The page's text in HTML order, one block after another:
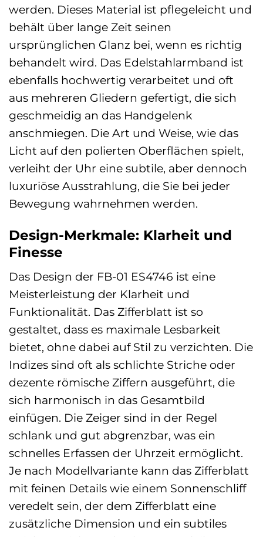
werden. Dieses Material ist pflegeleicht und
behält über lange Zeit seinen
ursprünglichen Glanz bei, wenn es richtig
behandelt wird. Das Edelstahlarmband ist
ebenfalls hochwertig verarbeitet und oft
aus mehreren Gliedern gefertigt, die sich
geschmeidig an das Handgelenk
anschmiegen. Die Art und Weise, wie das
Licht auf den polierten Oberflächen spielt,
verleiht der Uhr eine subtile, aber dennoch
luxuriöse Ausstrahlung, die Sie bei jeder
Bewegung wahrnehmen werden.
Design-Merkmale: Klarheit und
Finesse
Das Design der FB-01 ES4746 ist eine
Meisterleistung der Klarheit und
Funktionalität. Das Zifferblatt ist so
gestaltet, dass es maximale Lesbarkeit
bietet, ohne dabei auf Stil zu verzichten. Die
Indizes sind oft als schlichte Striche oder
dezente römische Ziffern ausgeführt, die
sich harmonisch in das Gesamtbild
einfügen. Die Zeiger sind in der Regel
schlank und gut abgrenzbar, was ein
schnelles Erfassen der Uhrzeit ermöglicht.
Je nach Modellvariante kann das Zifferblatt
mit feinen Details wie einem Sonnenschliff
veredelt sein, der dem Zifferblatt eine
zusätzliche Dimension und ein subtiles